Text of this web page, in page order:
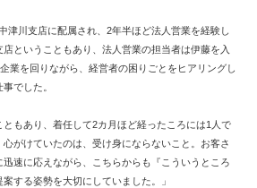
津川支店に配属され、2年半ほど法人営業を経験し
ということもあり、法人営業の担当者は伊藤を入
業を回りながら、経営者の困りごとをヒアリングし
でした。
ともあり、着任して2カ月ほど経ったころには1人で
がけていたのは、受け身にならないこと。お客さ
速に応えながら、こちらからも『こういうところ
する姿勢を大切にしていました。」